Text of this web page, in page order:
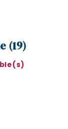
(19)